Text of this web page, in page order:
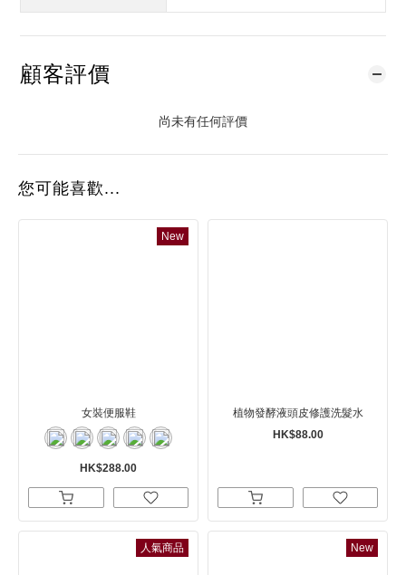
顧客評價
尚未有任何評價
您可能喜歡...
New
女裝便服鞋
HK$288.00
植物發酵液頭皮修護洗髮水
HK$88.00
人氣商品 New